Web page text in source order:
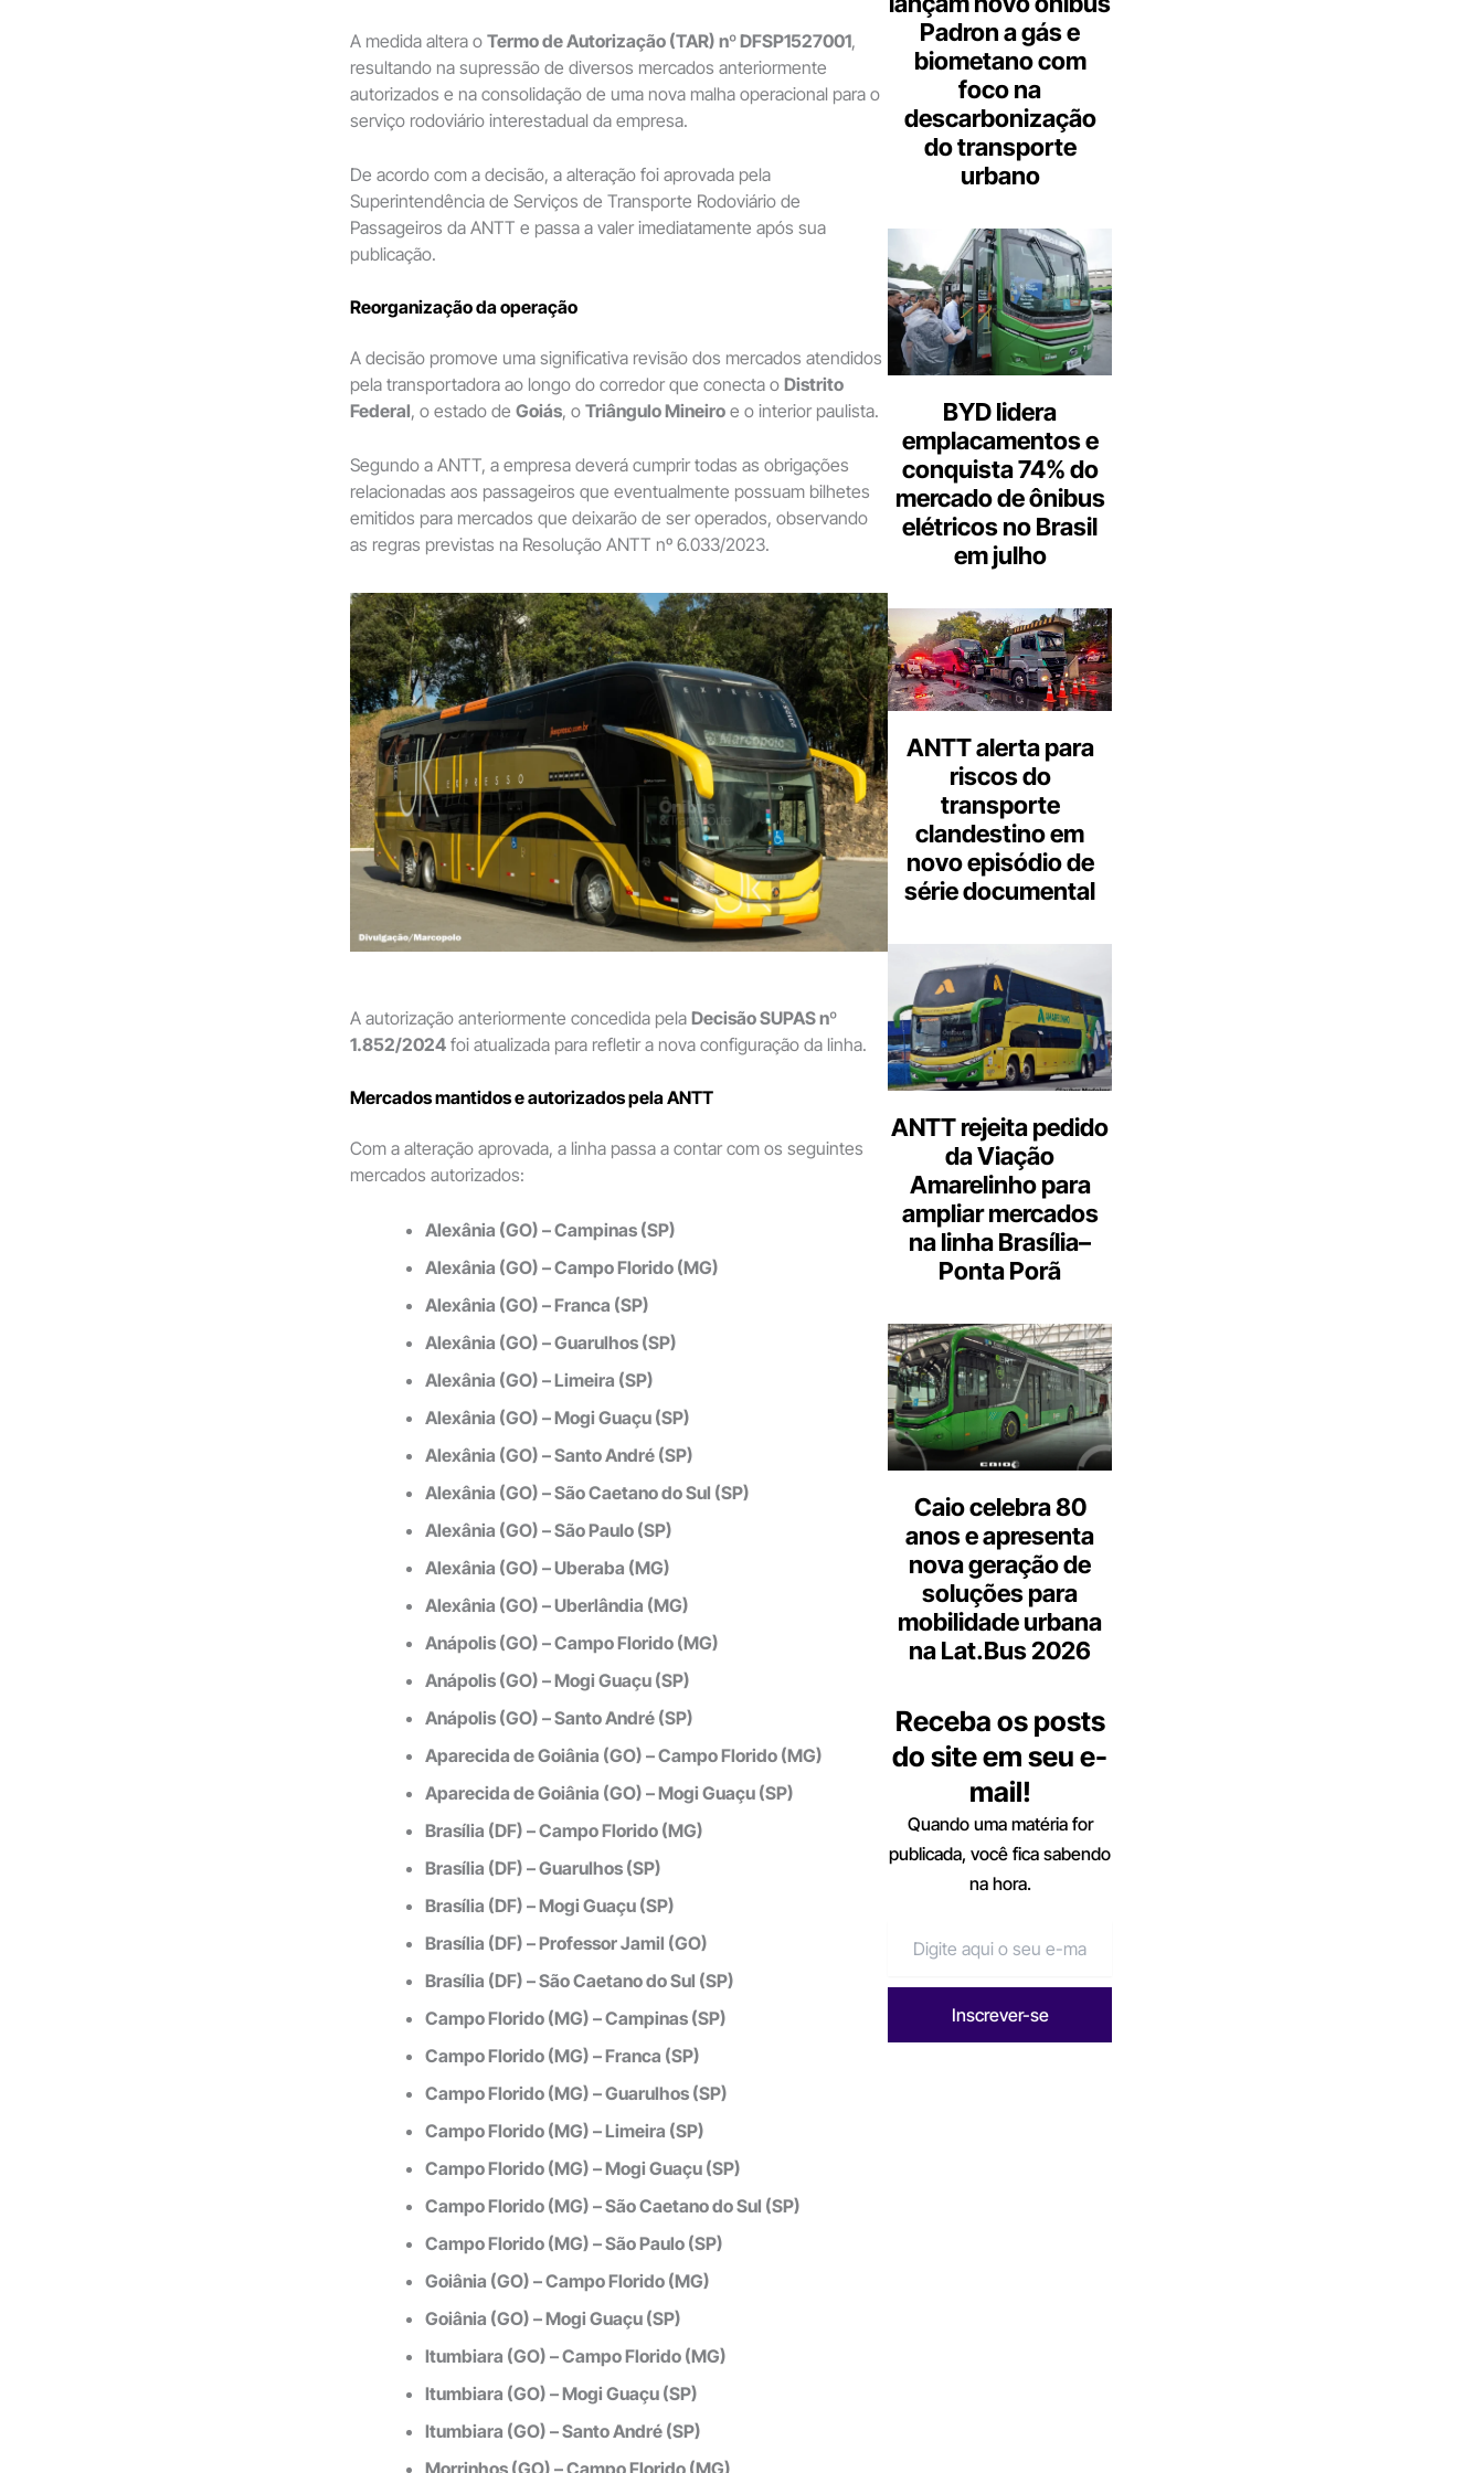
A medida altera o Termo de Autorização (TAR) nº DFSP1527001,
resultando na supressão de diversos mercados anteriormente
autorizados e na consolidação de uma nova malha operacional para o
serviço rodoviário interestadual da empresa.
De acordo com a decisão, a alteração foi aprovada pela
Superintendência de Serviços de Transporte Rodoviário de
Passageiros da ANTT e passa a valer imediatamente após sua
publicação.
Reorganização da operação
A decisão promove uma significativa revisão dos mercados atendidos
pela transportadora ao longo do corredor que conecta o Distrito
Federal, o estado de Goiás, o Triângulo Mineiro e o interior paulista.
Segundo a ANTT, a empresa deverá cumprir todas as obrigações
relacionadas aos passageiros que eventualmente possuam bilhetes
emitidos para mercados que deixarão de ser operados, observando
as regras previstas na Resolução ANTT nº 6.033/2023.
A autorização anteriormente concedida pela Decisão SUPAS nº
1.852/2024 foi atualizada para refletir a nova configuração da linha.
Mercados mantidos e autorizados pela ANTT
Com a alteração aprovada, a linha passa a contar com os seguintes
mercados autorizados:
Alexânia (GO) – Campinas (SP)
Alexânia (GO) – Campo Florido (MG)
Alexânia (GO) – Franca (SP)
Alexânia (GO) – Guarulhos (SP)
Alexânia (GO) – Limeira (SP)
Alexânia (GO) – Mogi Guaçu (SP)
Alexânia (GO) – Santo André (SP)
Alexânia (GO) – São Caetano do Sul (SP)
Alexânia (GO) – São Paulo (SP)
Alexânia (GO) – Uberaba (MG)
Alexânia (GO) – Uberlândia (MG)
Anápolis (GO) – Campo Florido (MG)
Anápolis (GO) – Mogi Guaçu (SP)
Anápolis (GO) – Santo André (SP)
Aparecida de Goiânia (GO) – Campo Florido (MG)
Aparecida de Goiânia (GO) – Mogi Guaçu (SP)
Brasília (DF) – Campo Florido (MG)
Brasília (DF) – Guarulhos (SP)
Brasília (DF) – Mogi Guaçu (SP)
Brasília (DF) – Professor Jamil (GO)
Brasília (DF) – São Caetano do Sul (SP)
Campo Florido (MG) – Campinas (SP)
Campo Florido (MG) – Franca (SP)
Campo Florido (MG) – Guarulhos (SP)
Campo Florido (MG) – Limeira (SP)
Campo Florido (MG) – Mogi Guaçu (SP)
Campo Florido (MG) – São Caetano do Sul (SP)
Campo Florido (MG) – São Paulo (SP)
Goiânia (GO) – Campo Florido (MG)
Goiânia (GO) – Mogi Guaçu (SP)
Itumbiara (GO) – Campo Florido (MG)
Itumbiara (GO) – Mogi Guaçu (SP)
Itumbiara (GO) – Santo André (SP)
Morrinhos (GO) – Campo Florido (MG)
Padron a gás e
biometano com
foco na
descarbonização
do transporte
urbano
BYD lidera
emplacamentos e
conquista 74% do
mercado de ônibus
elétricos no Brasil
em julho
ANTT alerta para
riscos do
transporte
clandestino em
novo episódio de
série documental
ANTT rejeita pedido
da Viação
Amarelinho para
ampliar mercados
na linha Brasília–
Ponta Porã
Caio celebra 80
anos e apresenta
nova geração de
soluções para
mobilidade urbana
na Lat.Bus 2026
Receba os posts
do site em seu e-
mail!
Quando uma matéria for
publicada, você fica sabendo
na hora.
Inscrever-se